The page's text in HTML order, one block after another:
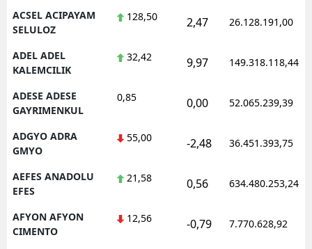
Eskişehir
Gümüşhane
Hakkari
Mersin
ACSEL ACIPAYAM
SELULOZ
128,50 2,47 26.128.191,00
ADEL ADEL
KALEMCILIK
32,42 9,97 149.318.118,44
ADESE ADESE
GAYRIMENKUL
0,85 0,00 52.065.239,39
ADGYO ADRA
GMYO
55,00 -2,48 36.451.393,75
AEFES ANADOLU
EFES
21,58 0,56 634.480.253,24
AFYON AFYON
CIMENTO
12,56 -0,79 7.770.628,92